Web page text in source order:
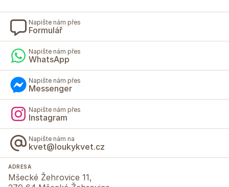
Napište nám přes
Formulář
Napište nám přes
WhatsApp
Napište nám přes
Messenger
Napište nám přes
Instagram
Napište nám na
kvet@loukykvet.cz
ADRESA
Mšecké Žehrovice 11,